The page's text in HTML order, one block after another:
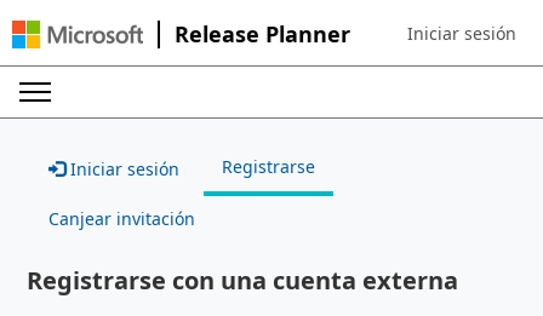
Release Planner Sign in to your
Iniciar sesión
Iniciar sesión Registrarse
Canjear invitación
Registrarse con una cuenta externa